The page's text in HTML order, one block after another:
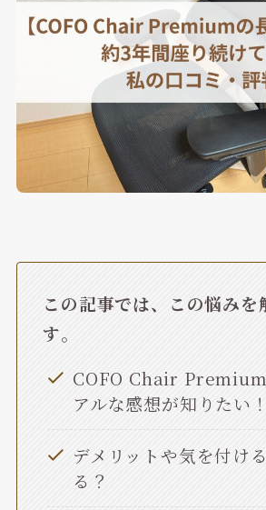
この記事では、この悩みを
す。
COFO Chair Premium
アルな感想が知りたい！
デメリットや気を付け
る？